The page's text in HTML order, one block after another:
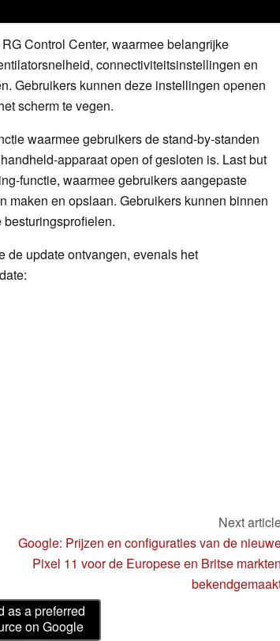
Control Center, waarmee belangrijke
connectiviteitsinstellingen en
Gebruikers kunnen deze instellingen openen
scherm te vegen.
waarmee gebruikers de stand-by-standen
apparaat open of gesloten is. Last but
functie, waarmee gebruikers aangepaste
maken en opslaan. Gebruikers kunnen binnen
de update ontvangen, evenals het
Next
Google: Prijzen en configuraties van de
Pixel 11 voor de Europese en Britse markten
as a preferred
on Google